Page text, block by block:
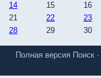
14
15 16
21
22 23
28
29 30
Полная версия Поиск ·